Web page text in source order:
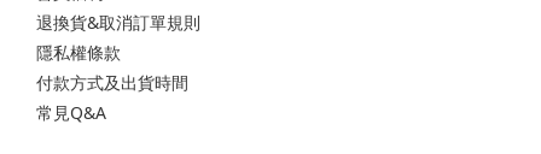
退換貨&取消訂單規則
隱私權條款
付款方式及出貨時間
常見Q&A